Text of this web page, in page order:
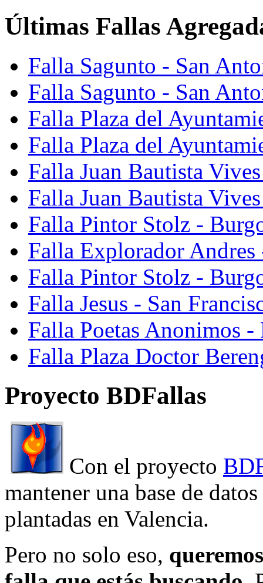
Últimas Fallas
Falla Sagunto - San
Falla Sagunto - San
Falla Plaza del
Falla Plaza del
Falla Juan Bautista
Falla Juan Bautista
Falla Pintor Stolz -
Falla Explorador Andres
Falla Pintor Stolz -
Falla Jesus - San
Falla Poetas Anonimos
Falla Plaza Doctor
Proyecto BDFallas
Con el proyecto
mantener una base de
plantadas en Valencia.
Pero no solo eso,